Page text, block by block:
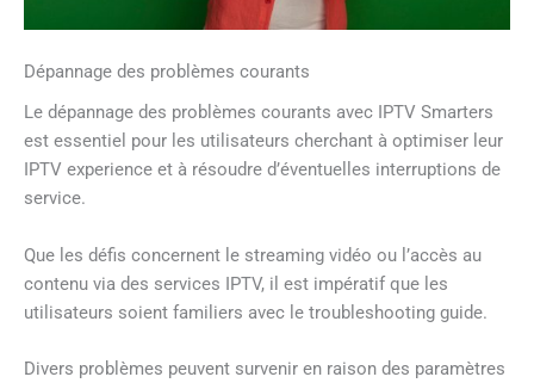
Dépannage des problèmes courants
Le dépannage des problèmes courants avec IPTV Smarters
est essentiel pour les utilisateurs cherchant à optimiser leur
IPTV experience et à résoudre d’éventuelles interruptions de
service.
Que les défis concernent le streaming vidéo ou l’accès au
contenu via des services IPTV, il est impératif que les
utilisateurs soient familiers avec le troubleshooting guide.
Divers problèmes peuvent survenir en raison des paramètres